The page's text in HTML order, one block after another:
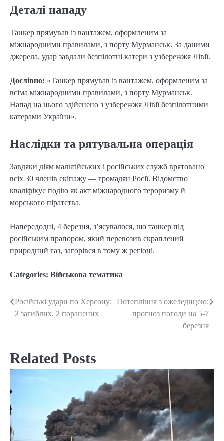
Деталі нападу
Танкер прямував із вантажем, оформленим за
міжнародними правилами, з порту Мурманськ. За даними
джерела, удар завдали безпілотні катери з узбережжя Лівії.
Дослівно: «Танкер прямував із вантажем, оформленим за
всіма міжнародними правилами, з порту Мурманськ.
Напад на нього здійснено з узбережжя Лівії безпілотними
катерами України».
Наслідки та рятувальна операція
Завдяки діям мальтійських і російських служб врятовано
всіх 30 членів екіпажу — громадян Росії. Відомство
кваліфікує подію як акт міжнародного тероризму й
морського піратства.
Напередодні, 4 березня, з’ясувалося, що танкер під
російським прапором, який перевозив скраплений
природний газ, загорівся в тому ж регіоні.
Categories: Військова тематика
Post
Російські удари по Херсону:
2 загиблих, 2 поранених
Потепління з ожеледицею:
прогноз погоди на 5-7
березня
Related Posts